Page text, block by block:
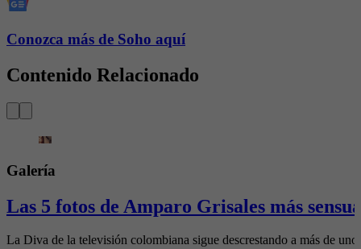
Conozca más de Soho aquí
Contenido Relacionado
Galería
Las 5 fotos de Amparo Grisales más
La Diva de la televisión colombiana sigue descrestando a más de